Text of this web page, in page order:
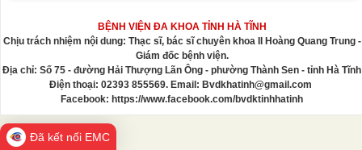
BỆNH VIỆN ĐA KHOA TỈNH HÀ TĨNH
Chịu trách nhiệm nội dung: Thạc sĩ, bác sĩ chuyên khoa II Hoàng Quang Trung -
Giám đốc bệnh viện.
Địa chỉ: Số 75 - đường Hải Thượng Lãn Ông - phường Thành Sen - tỉnh Hà Tĩnh
Điện thoại: 02393 855569. Email: Bvdkhatinh@gmail.com
Facebook: https://www.facebook.com/bvdktinhhatinh
Đã kết nối EMC